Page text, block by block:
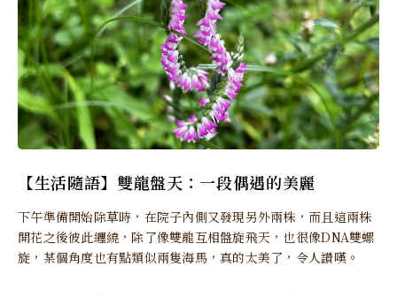
【生活隨語】雙龍盤天：一段偶遇的美麗
下午準備開始除草時，在院子內側又發現另外兩株，而且這兩株
開花之後彼此纏繞，除了像雙龍互相盤旋飛天，也很像DNA雙螺
旋，某個角度也有點類似兩隻海馬，真的太美了，令人讚嘆。